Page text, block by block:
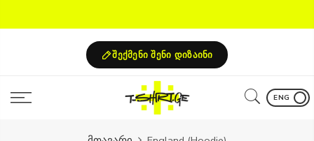
შექმენი შენი დიზაინი
ENG